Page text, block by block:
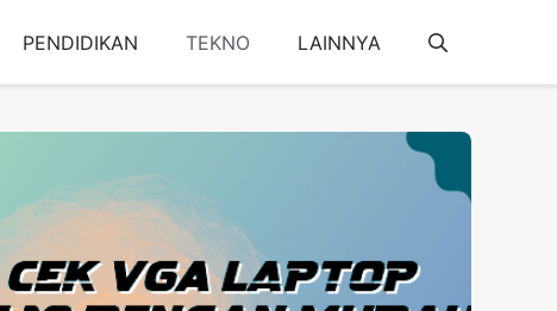
PENDIDIKAN TEKNO LAINNYA